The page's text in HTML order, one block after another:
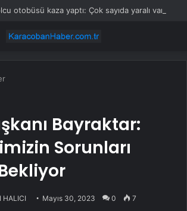
otobüsü kaza yaptı: Çok sayıda yaralı var!
Bayraktar:
Sorunları
HALICI Mayıs 30, 2023 0 7